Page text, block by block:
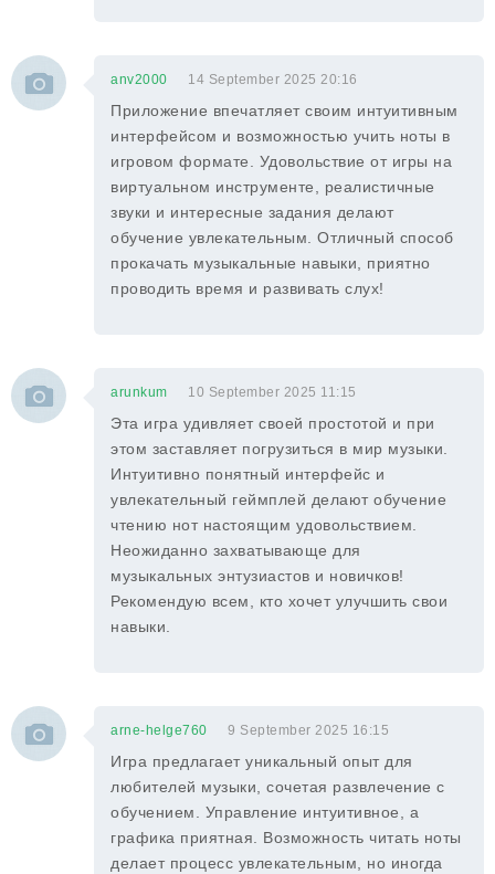
anv2000 14 September 2025 20:16
Приложение впечатляет своим интуитивным
интерфейсом и возможностью учить ноты в
игровом формате. Удовольствие от игры на
виртуальном инструменте, реалистичные
звуки и интересные задания делают
обучение увлекательным. Отличный способ
прокачать музыкальные навыки, приятно
проводить время и развивать слух!
arunkum 10 September 2025 11:15
Эта игра удивляет своей простотой и при
этом заставляет погрузиться в мир музыки.
Интуитивно понятный интерфейс и
увлекательный геймплей делают обучение
чтению нот настоящим удовольствием.
Неожиданно захватывающе для
музыкальных энтузиастов и новичков!
Рекомендую всем, кто хочет улучшить свои
навыки.
arne-helge760 9 September 2025 16:15
Игра предлагает уникальный опыт для
любителей музыки, сочетая развлечение с
обучением. Управление интуитивное, а
графика приятная. Возможность читать ноты
делает процесс увлекательным, но иногда